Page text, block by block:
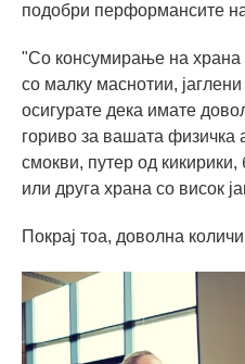
подобри перформансите
"Со консумирање на храна
со малку маснотии,
осигурате дека имате
гориво за вашата физичка
смокви, путер од кикирики,
или друга храна со висок
Покрај тоа, доволна